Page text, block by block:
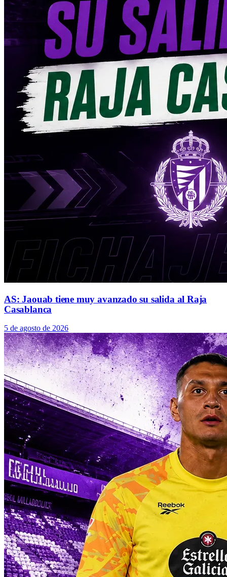
AS: Jaouab tiene muy avanzado su salida al Raja
Casablanca
5 de agosto de 2026